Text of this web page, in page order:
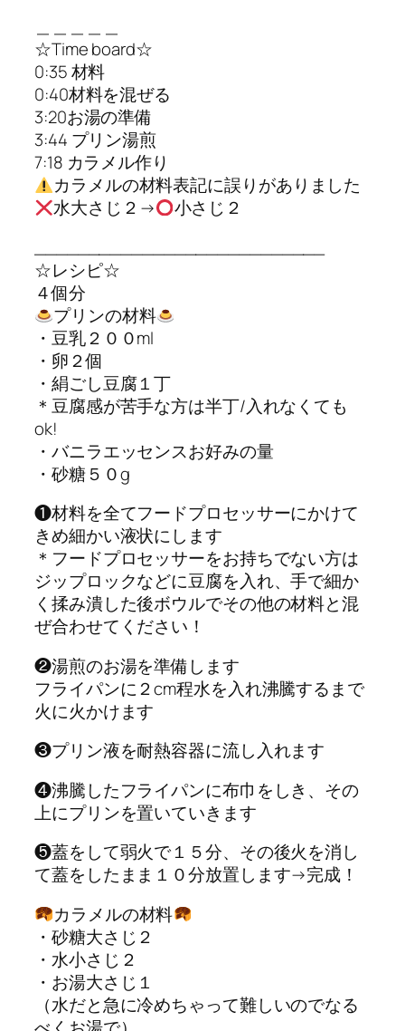
☆Time board☆
0:35 材料
0:40材料を混ぜる
3:20お湯の準備
3:44 プリン湯煎
7:18 カラメル作り
カラメルの材料表記に誤りがありました
水大さじ２→
小さじ２
☆レシピ☆
４個分
プリンの材料
・豆乳２００ml
・卵２個
・絹ごし豆腐１丁
＊豆腐感が苦手な方は半丁/入れなくても
ok!
・バニラエッセンスお好みの量
・砂糖５０g
❶材料を全てフードプロセッサーにかけて
きめ細かい液状にします
＊フードプロセッサーをお持ちでない方は
ジップロックなどに豆腐を入れ、手で細か
く揉み潰した後ボウルでその他の材料と混
ぜ合わせてください！
❷湯煎のお湯を準備します
フライパンに２cm程水を入れ沸騰するまで
火に火かけます
❸プリン液を耐熱容器に流し入れます
❹沸騰したフライパンに布巾をしき、その
上にプリンを置いていきます
❺蓋をして弱火で１５分、その後火を消し
て蓋をしたまま１０分放置します→完成！
カラメルの材料
・砂糖大さじ２
・水小さじ２
・お湯大さじ１
（水だと急に冷めちゃって難しいのでなる